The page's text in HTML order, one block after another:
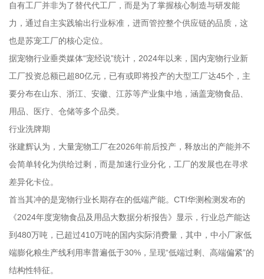
自有工厂并非为了替代代工厂，而是为了掌握核心制造与研发能
力，通过自主实践输出行业标准，进而管控整个供应链的品质，这
也是苏宠工厂的核心定位。
据宠物行业垂类媒体“宠经说”统计，2024年以来，国内宠物行业新
工厂投资总额已超80亿元，已有或即将投产的大型工厂达45个，主
要分布在山东、浙江、安徽、江苏等产业集中地，涵盖宠物食品、
用品、医疗、仓储等多个品类。
行业洗牌期
张建辉认为，大量宠物工厂在2026年前后投产，释放出的产能并不
会简单转化为供给过剩，而是加速行业分化，工厂的发展也在寻求
差异化卡位。
首当其冲的是宠物行业长期存在的低端产能。CTI华测检测发布的
《2024年度宠物食品及用品大数据分析报告》显示，行业总产能达
到480万吨，已超过410万吨的国内实际消费量，其中，中小厂家低
端膨化粮生产线利用率普遍低于30%，呈现“低端过剩、高端偏紧”的
结构性特征。